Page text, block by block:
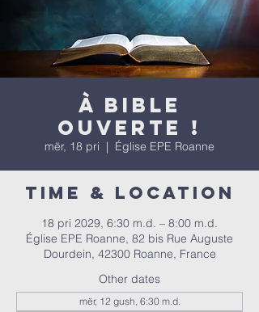
À bible
ouverte !
mër, 18 pri
  |
Église EPE Roanne
Time & Location
18 pri 2029, 6:30 m.d. – 8:00 m.d.
Église EPE Roanne, 82 bis Rue Auguste
Dourdein, 42300 Roanne, France
Other dates
mër, 12 gush, 6:30 m.d.